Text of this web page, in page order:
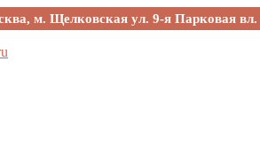
м. Щелковская ул. 9-я Парковая